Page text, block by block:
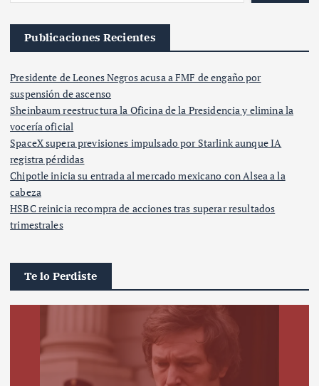
Publicaciones Recientes
Presidente de Leones Negros acusa a FMF de engaño por
suspensión de ascenso
Sheinbaum reestructura la Oficina de la Presidencia y elimina la
vocería oficial
SpaceX supera previsiones impulsado por Starlink aunque IA
registra pérdidas
Chipotle inicia su entrada al mercado mexicano con Alsea a la
cabeza
HSBC reinicia recompra de acciones tras superar resultados
trimestrales
Te lo Perdiste